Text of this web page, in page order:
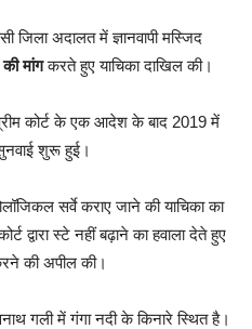
जिला अदालत में ज्ञानवापी मस्जिद
मांगकरते हुए याचिका दाखिल की।
कोर्ट के एक आदेश के बाद 2019 में
शुरू हुई।
सर्वे कराए जाने की याचिका का
द्वारा स्टे नहीं बढ़ाने का हवाला देते हुए
की अपील की।
गली में गंगा नदी के किनारे स्थित है।